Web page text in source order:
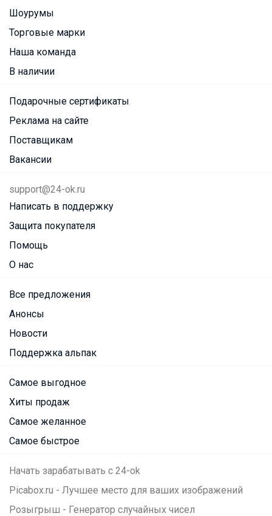
Шоурумы
Торговые марки
Наша команда
В наличии
Подарочные сертификаты
Реклама на сайте
Поставщикам
Вакансии
support@24-ok.ru
Написать в поддержку
Защита покупателя
Помощь
О нас
Все предложения
Анонсы
Новости
Поддержка альпак
Самое выгодное
Хиты продаж
Самое желанное
Самое быстрое
Начать зарабатывать с 24-ok
Picabox.ru - Лучшее место для ваших изображений
Розыгрыш - Генератор случайных чисел